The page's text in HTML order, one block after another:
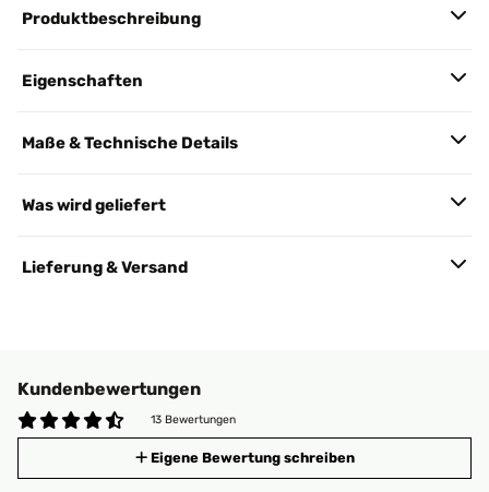
Produktbeschreibung
Eigenschaften
Maße & Technische Details
Was wird geliefert
Lieferung & Versand
Kundenbewertungen
13 Bewertungen
Eigene Bewertung schreiben